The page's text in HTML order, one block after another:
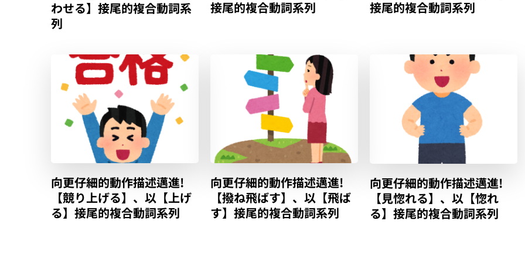
わせる】接尾的複合動詞系
列
接尾的複合動詞系列
接尾的複合動詞系列
向更仔細的動作描述邁進!
【競り上げる】、以【上げ
る】接尾的複合動詞系列
向更仔細的動作描述邁進!
【撥ね飛ばす】、以【飛ば
す】接尾的複合動詞系列
向更仔細的動作描述邁進!
【見惚れる】、以【惚れ
る】接尾的複合動詞系列